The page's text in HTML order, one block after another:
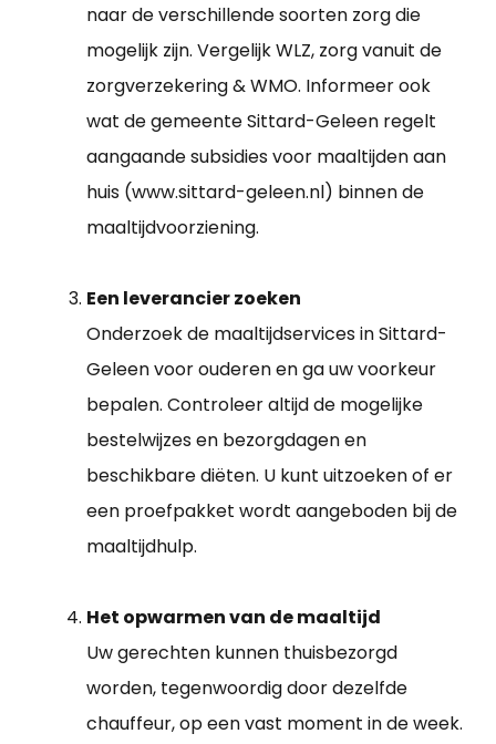
naar de verschillende soorten zorg die
mogelijk zijn. Vergelijk WLZ, zorg vanuit de
zorgverzekering & WMO. Informeer ook
wat de gemeente Sittard-Geleen regelt
aangaande subsidies voor maaltijden aan
huis (www.sittard-geleen.nl) binnen de
maaltijdvoorziening.
Een leverancier zoeken
Onderzoek de maaltijdservices in Sittard-
Geleen voor ouderen en ga uw voorkeur
bepalen. Controleer altijd de mogelijke
bestelwijzes en bezorgdagen en
beschikbare diëten. U kunt uitzoeken of er
een proefpakket wordt aangeboden bij de
maaltijdhulp.
Het opwarmen van de maaltijd
Uw gerechten kunnen thuisbezorgd
worden, tegenwoordig door dezelfde
chauffeur, op een vast moment in de week.